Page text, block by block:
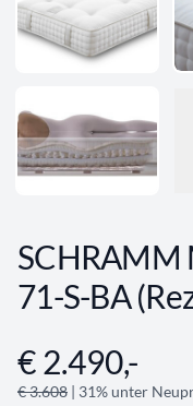
SCHRAMM
71-S-BA
Angebotsinformationen
€ 2.490,-
€ 3.608 | 31% unter